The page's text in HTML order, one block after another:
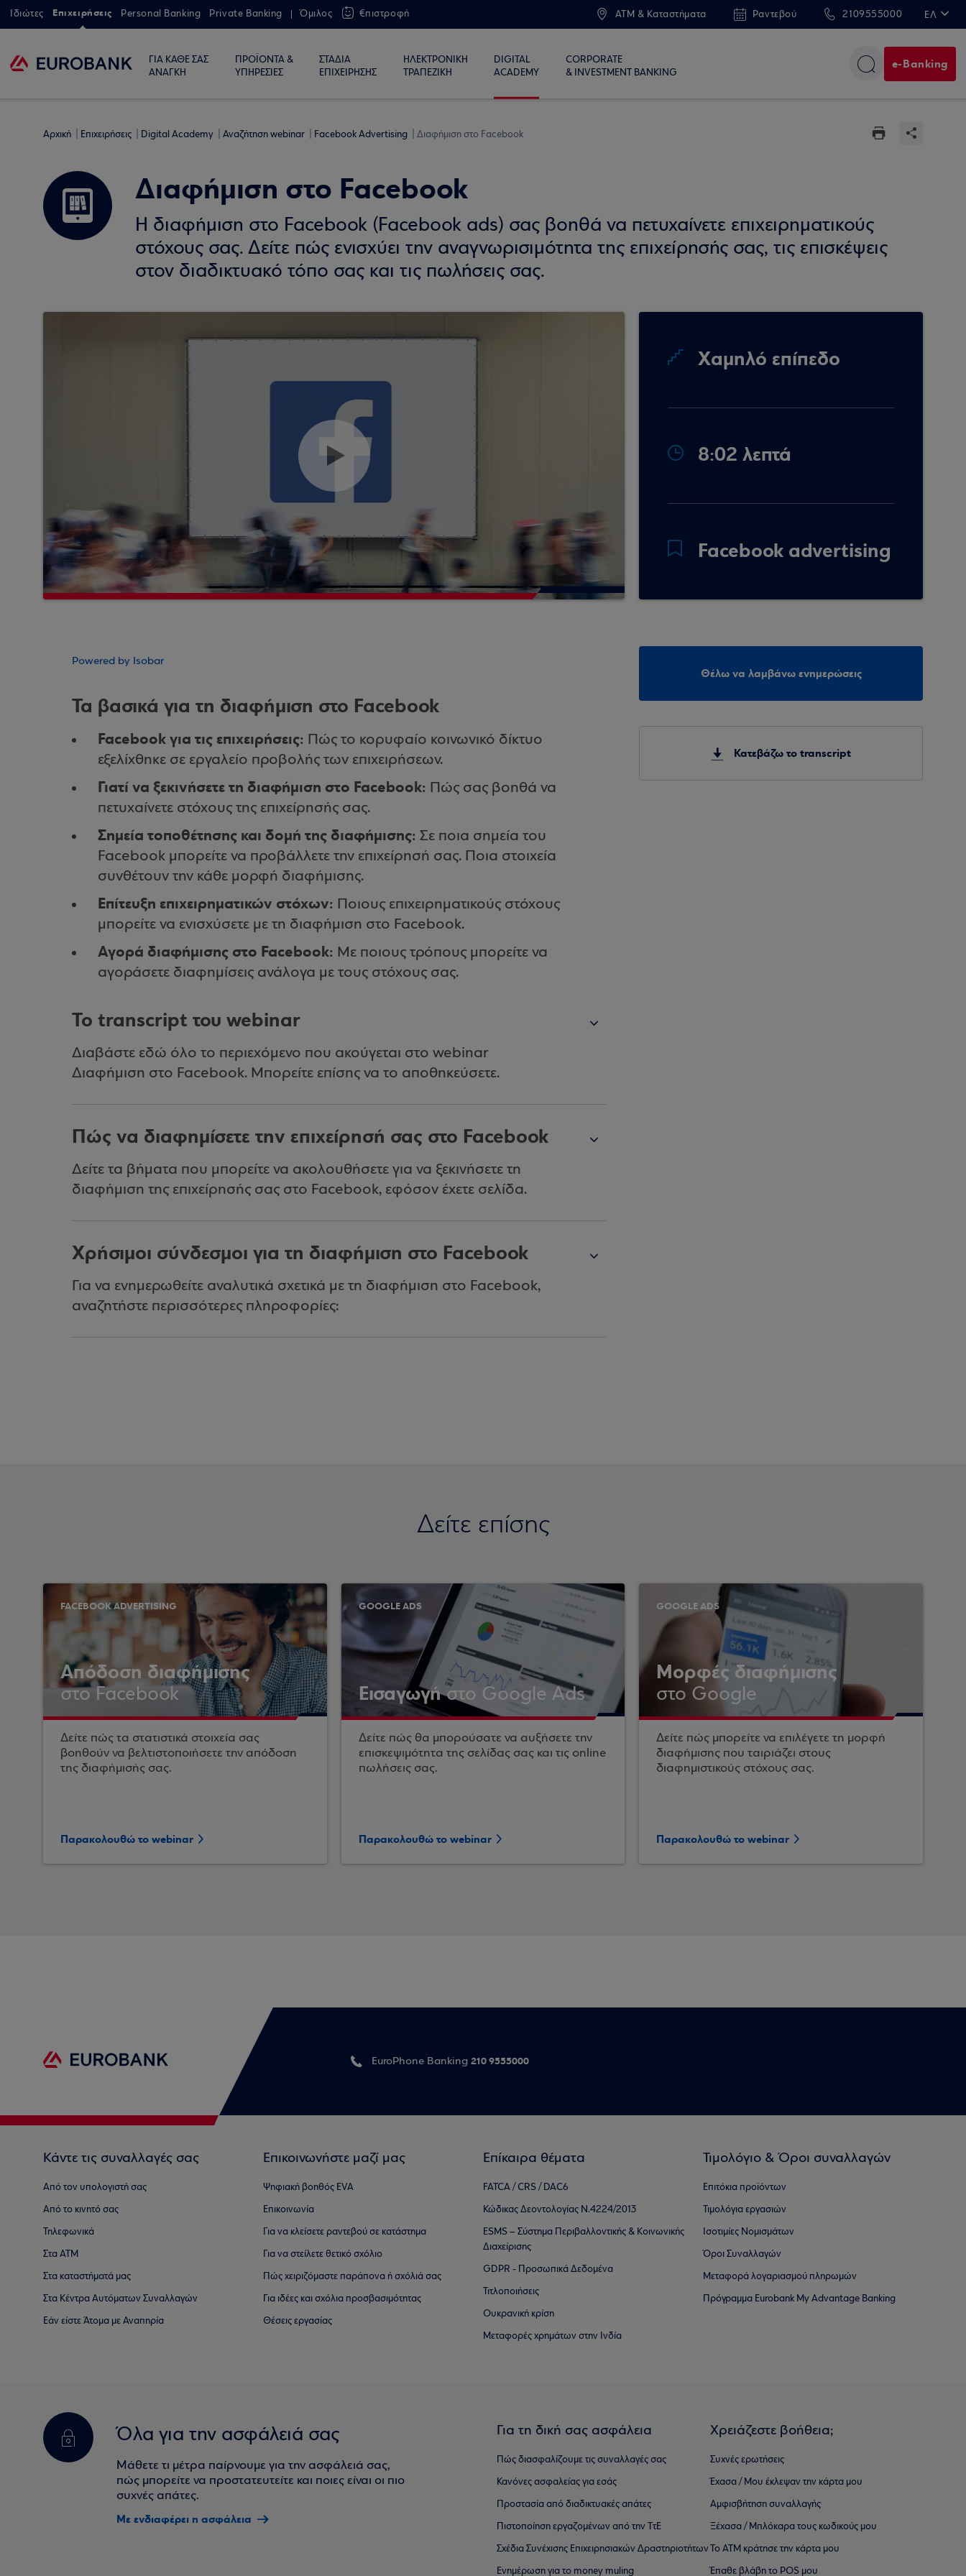
Ιδιώτες Επιχειρήσεις Personal Banking Private Banking Όμιλος €πιστροφή ATM & Καταστήματα Ραντεβού 2109555000 ΕΛ
ΓΙΑ ΚΑΘΕ ΣΑΣ
ΑΝΑΓΚΗ
ΠΡΟΪΟΝΤΑ &
ΥΠΗΡΕΣΙΕΣ
ΣΤΑΔΙΑ
ΕΠΙΧΕΙΡΗΣΗΣ
ΗΛΕΚΤΡΟΝΙΚΗ
ΤΡΑΠΕΖΙΚΗ
DIGITAL
ACADEMY
CORPORATE
& INVESTMENT BANKING
e-Banking
Αρχική Επιχειρήσεις Digital Academy Αναζήτηση webinar Facebook Advertising Διαφήμιση στο Facebook
Διαφήμιση στο Facebook
Η διαφήμιση στο Facebook (Facebook ads) σας βοηθά να πετυχαίνετε επιχειρηματικούς
στόχους σας. Δείτε πώς ενισχύει την αναγνωρισιμότητα της επιχείρησής σας, τις επισκέψεις
στον διαδικτυακό τόπο σας και τις πωλήσεις σας.
Χαμηλό επίπεδο
8:02 λεπτά
Facebook advertising
Powered by Isobar
Τα βασικά για τη διαφήμιση στο Facebook
Facebook για τις επιχειρήσεις: Πώς το κορυφαίο κοινωνικό δίκτυο
εξελίχθηκε σε εργαλείο προβολής των επιχειρήσεων.
Γιατί να ξεκινήσετε τη διαφήμιση στο Facebook: Πώς σας βοηθά να
πετυχαίνετε στόχους της επιχείρησής σας.
Σημεία τοποθέτησης και δομή της διαφήμισης: Σε ποια σημεία του
Facebook μπορείτε να προβάλλετε την επιχείρησή σας. Ποια στοιχεία
συνθέτουν την κάθε μορφή διαφήμισης.
Επίτευξη επιχειρηματικών στόχων: Ποιους επιχειρηματικούς στόχους
μπορείτε να ενισχύσετε με τη διαφήμιση στο Facebook.
Αγορά διαφήμισης στο Facebook: Με ποιους τρόπους μπορείτε να
αγοράσετε διαφημίσεις ανάλογα με τους στόχους σας.
Το transcript του webinar
Διαβάστε εδώ όλο το περιεχόμενο που ακούγεται στο webinar
Διαφήμιση στο Facebook. Μπορείτε επίσης να το αποθηκεύσετε.
Πώς να διαφημίσετε την επιχείρησή σας στο Facebook
Δείτε τα βήματα που μπορείτε να ακολουθήσετε για να ξεκινήσετε τη
διαφήμιση της επιχείρησής σας στο Facebook, εφόσον έχετε σελίδα.
Χρήσιμοι σύνδεσμοι για τη διαφήμιση στο Facebook
Για να ενημερωθείτε αναλυτικά σχετικά με τη διαφήμιση στο Facebook,
αναζητήστε περισσότερες πληροφορίες:
Θέλω να λαμβάνω ενημερώσεις
Κατεβάζω το transcript
Δείτε επίσης
FACEBOOK ADVERTISING
Απόδοση διαφήμισης
στο Facebook
Δείτε πώς τα στατιστικά στοιχεία σας
βοηθούν να βελτιστοποιήσετε την απόδοση
της διαφήμισής σας.
Παρακολουθώ το webinar
GOOGLE ADS
Εισαγωγήστο Google Ads
Δείτε πώς θα μπορούσατε να αυξήσετε την
επισκεψιμότητα της σελίδας σας και τις online
πωλήσεις σας.
Παρακολουθώ το webinar
GOOGLE ADS
Μορφές διαφήμισης
στο Google
Δείτε πώς μπορείτε να επιλέγετε τη μορφή
διαφήμισης που ταιριάζει στους
διαφημιστικούς στόχους σας.
Παρακολουθώ το webinar
EuroPhone Banking 210 9555000
Κάντε τις συναλλαγές σας
Από τον υπολογιστή σας
Από το κινητό σας
Τηλεφωνικά
Στα ΑΤΜ
Στα καταστήματά μας
Στα Κέντρα Αυτόματων Συναλλαγών
Εάν είστε Άτομα με Αναπηρία
Επικοινωνήστε μαζί μας
Ψηφιακή βοηθός EVA
Επικοινωνία
Για να κλείσετε ραντεβού σε κατάστημα
Για να στείλετε θετικό σχόλιο
Πώς χειριζόμαστε παράπονα ή σχόλιά σας
Για ιδέες και σχόλια προσβασιμότητας
Θέσεις εργασίας
Επίκαιρα θέματα
FATCA / CRS / DAC6
Κώδικας Δεοντολογίας Ν.4224/2013
ESMS – Σύστημα Περιβαλλοντικής & Κοινωνικής
Διαχείρισης
GDPR - Προσωπικά Δεδομένα
Τιτλοποιήσεις
Ουκρανική κρίση
Μεταφορές χρημάτων στην Ινδία
Τιμολόγιο & Όροι συναλλαγών
Επιτόκια προϊόντων
Τιμολόγια εργασιών
Ισοτιμίες Νομισμάτων
Όροι Συναλλαγών
Μεταφορά λογαριασμού πληρωμών
Πρόγραμμα Eurobank My Advantage Banking
Όλα για την ασφάλειά σας
Μάθετε τι μέτρα παίρνουμε για την ασφάλειά σας,
πώς μπορείτε να προστατευτείτε και ποιες είναι οι πιο
συχνές απάτες.
Με ενδιαφέρει η ασφάλεια
Για τη δική σας ασφάλεια
Πώς διασφαλίζουμε τις συναλλαγές σας
Κανόνες ασφαλείας για εσάς
Προστασία από διαδικτυακές απάτες
Πιστοποίηση εργαζομένων από την ΤτΕ
Σχέδια Συνέχισης Επιχειρησιακών ∆ραστηριοτήτων
Ενημέρωση για το money muling
Χρειάζεστε βοήθεια;
Συχνές ερωτήσεις
Έχασα / Μου έκλεψαν την κάρτα μου
Αμφισβήτηση συναλλαγής
Ξέχασα / Μπλόκαρα τους κωδικούς μου
Το ΑΤΜ κράτησε την κάρτα μου
Έπαθε βλάβη το POS μου